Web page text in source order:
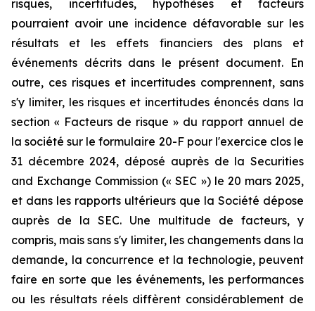
risques, incertitudes, hypothèses et facteurs
pourraient avoir une incidence défavorable sur les
résultats et les effets financiers des plans et
événements décrits dans le présent document. En
outre, ces risques et incertitudes comprennent, sans
s'y limiter, les risques et incertitudes énoncés dans la
section « Facteurs de risque » du rapport annuel de
la société sur le formulaire 20-F pour l'exercice clos le
31 décembre 2024, déposé auprès de la Securities
and Exchange Commission (« SEC ») le 20 mars 2025,
et dans les rapports ultérieurs que la Société dépose
auprès de la SEC. Une multitude de facteurs, y
compris, mais sans s'y limiter, les changements dans la
demande, la concurrence et la technologie, peuvent
faire en sorte que les événements, les performances
ou les résultats réels diffèrent considérablement de